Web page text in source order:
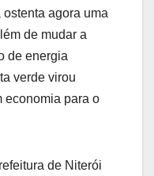
agora uma
de mudar a
de energia
verde virou
economia para o
de Niterói